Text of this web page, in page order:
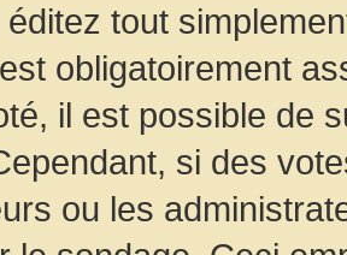
tout
obligatoirement
il est possible de
si des
ou les